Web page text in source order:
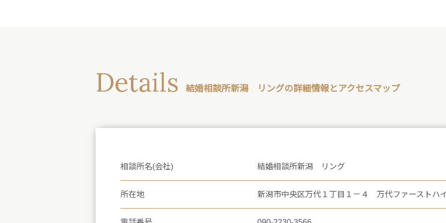
Details 結婚相談所新潟 リングの詳細情報とアクセスマップ
相談所名(会社) 結婚相談所新潟 リング
所在地 新潟市中央区万代１丁目１－４ 万代ファーストハ